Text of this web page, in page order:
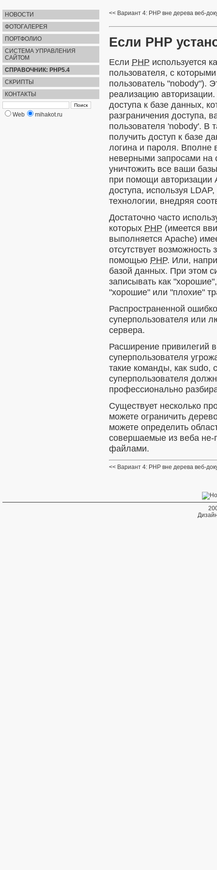
НОВОСТИ
ФОТОГАЛЕРЕЯ
ПОРТФОЛИО
СИСТЕМА УПРАВЛЕНИЯ
САЙТОМ
СПРАВОЧНИК: PHP5.4
СКРИПТЫ
КОНТАКТЫ
Web mihakot.ru
Вариант 4: PHP вне дерева веб-
Если PHP
Если PHP используется
пользователя, с
пользователь "nobody").
реализацию
доступа к базе данных,
разграничения доступа,
пользователя 'nobody'. В
получить доступ к базе
логина и пароля. Вполне
неверными запросами на
уничтожить все ваши
при помощи авторизации
доступа, используя
технологии, внедряя
Достаточно часто
которых PHP (имеется
выполняется Apache)
отсутствует возможность
помощью PHP. Или,
базой данных. При этом
записывать как
"хорошие" или "плохие"
Распространенной
суперпользователя или
сервера.
Расширение привилегий
суперпользователя
такие команды, как sudo,
суперпользователя
профессионально
Существует несколько
можете ограничить
можете определить
совершаемые из веба не-
файлами.
Вариант 4: PHP вне дерева веб-